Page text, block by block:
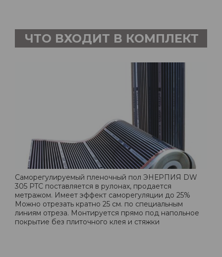
ЧТО ВХОДИТ В КОМПЛЕКТ
Саморегулируемый пленочный пол ЭНЕРПИЯ DW
305 PTC поставляется в рулонах, продается
метражом. Имеет эффект саморегуляции до 25%
Можно отрезать кратно 25 см. по специальным
линиям отреза. Монтируется прямо под напольное
покрытие без плиточного клея и стяжки